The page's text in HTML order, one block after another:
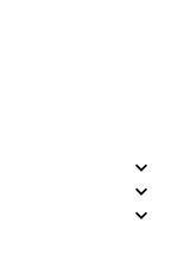
de
: offrir un
que
ou vos besoins